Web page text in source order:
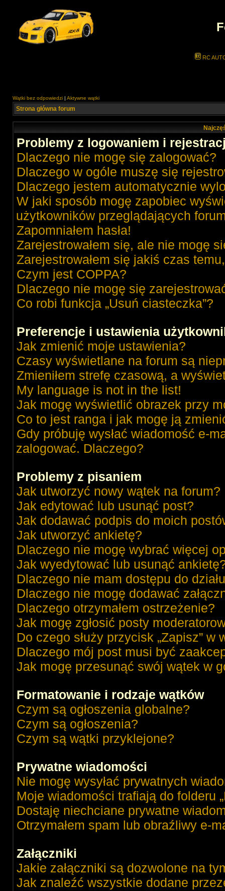
RC
Wątki bez odpowiedzi | Aktywne wątki
Strona główna forum
Problemy z logowaniem i
Dlaczego nie mogę się zalogować?
Dlaczego w ogóle muszę się
Dlaczego jestem automatycznie
W jaki sposób mogę zapobiec
użytkowników przeglądających
Zapomniałem hasła!
Zarejestrowałem się, ale nie mogę
Zarejestrowałem się jakiś czas
Czym jest COPPA?
Dlaczego nie mogę się
Co robi funkcja „Usuń ciasteczka”?
Preferencje i ustawienia
Jak zmienić moje ustawienia?
Czasy wyświetlane na forum są
Zmieniłem strefę czasową, a
My language is not in the list!
Jak mogę wyświetlić obrazek przy
Co to jest ranga i jak mogę ją
Gdy próbuję wysłać wiadomość e-
zalogować. Dlaczego?
Problemy z pisaniem
Jak utworzyć nowy wątek na forum?
Jak edytować lub usunąć post?
Jak dodawać podpis do moich
Jak utworzyć ankietę?
Dlaczego nie mogę wybrać więcej
Jak wyedytować lub usunąć
Dlaczego nie mam dostępu do
Dlaczego nie mogę dodawać
Dlaczego otrzymałem ostrzeżenie?
Jak mogę zgłosić posty
Do czego służy przycisk „Zapisz”
Dlaczego mój post musi być
Jak mogę przesunąć swój wątek w
Formatowanie i rodzaje wątków
Czym są ogłoszenia globalne?
Czym są ogłoszenia?
Czym są wątki przyklejone?
Prywatne wiadomości
Nie mogę wysyłać prywatnych
Moje wiadomości trafiają do folderu
Dostaję niechciane prywatne
Otrzymałem spam lub obraźliwy e-
Załączniki
Jakie załączniki są dozwolone na
Jak znaleźć wszystkie dodane